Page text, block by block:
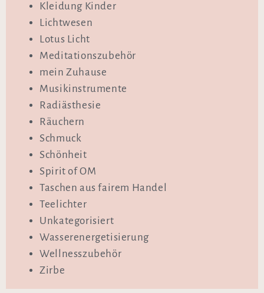
Kleidung Kinder
Lichtwesen
Lotus Licht
Meditationszubehör
mein Zuhause
Musikinstrumente
Radiästhesie
Räuchern
Schmuck
Schönheit
Spirit of OM
Taschen aus fairem Handel
Teelichter
Unkategorisiert
Wasserenergetisierung
Wellnesszubehör
Zirbe